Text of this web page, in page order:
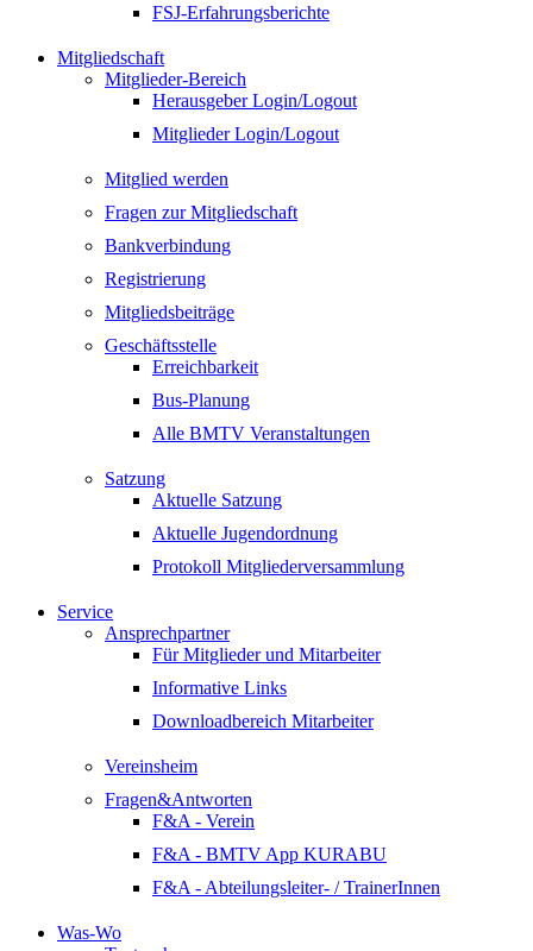
FSJ-Erfahrungsberichte
Mitgliedschaft
Mitglieder-Bereich
Herausgeber Login/Logout
Mitglieder Login/Logout
Mitglied werden
Fragen zur Mitgliedschaft
Bankverbindung
Registrierung
Mitgliedsbeiträge
Geschäftsstelle
Erreichbarkeit
Bus-Planung
Alle BMTV Veranstaltungen
Satzung
Aktuelle Satzung
Aktuelle Jugendordnung
Protokoll Mitgliederversammlung
Service
Ansprechpartner
Für Mitglieder und Mitarbeiter
Informative Links
Downloadbereich Mitarbeiter
Vereinsheim
Fragen&Antworten
F&A - Verein
F&A - BMTV App KURABU
F&A - Abteilungsleiter- / TrainerInnen
Was-Wo